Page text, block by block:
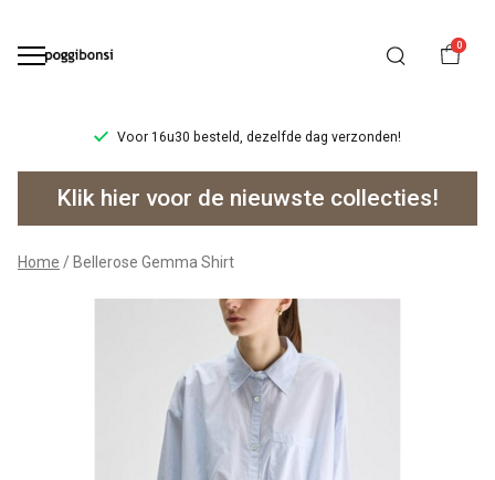
0
Voor 16u30 besteld, dezelfde dag verzonden!
Bellerose
Gemma
Shirt
Poggibonsi
Klik hier voor de nieuwste collecties!
Home Bellerose Gemma Shirt